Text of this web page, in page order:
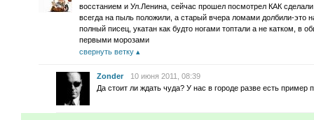
восстанием и Ул.Ленина, сейчас прошел посмотрел КАК
всегда на пыль положили, а старый вчера ломами долбили-это
полный писец, укатан как будто ногами топтали а не катком, в
первыми морозами
свернуть ветку
Zonder
10 июня 2011, 08:39
Да стоит ли ждать чуда? У нас в городе разве есть пример